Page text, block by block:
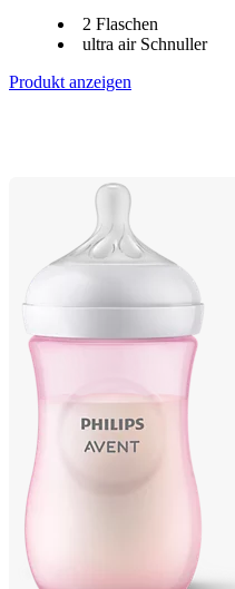
2 Flaschen
ultra air Schnuller
Produkt anzeigen